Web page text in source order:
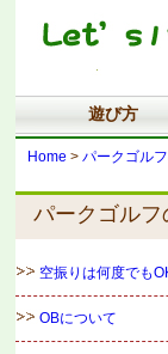
遊び方
Home > パークゴル
パークゴルフ
空振りは何度でも
OBについて